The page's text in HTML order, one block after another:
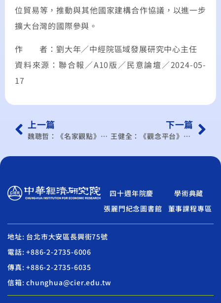
位貿易等，推動與其他國家建構合作協議，以進一步
擴大台灣的國際參與。
作 者：劉大年／中經院區域發展研究中心主任
資料來源：聯合報／A10版／民意論壇／2024-05-
17
上一篇
魏聰哲：《名家觀點》日中小企業的加薪之戰
下一篇
王健全：《觀念平台》520新氣象．給賴政府的財經建言
四十週年院慶
學術典藏
張麗門紀念圖書館
董事課程專區
地址: 台北市大安區長興街75號
電話: +886-2-2735-6006
傳真: +886-2-2735-6035
信箱: chunghua@cier.edu.tw